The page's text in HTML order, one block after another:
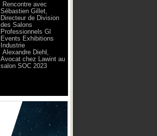
Rencontre avec
Sébastien Gillet,
Directeur de Division
des Salons
Professionnels Gl
Events Exhibitions
Industrie
Alexandre Diehl,
Avocat chez Lawint au
salon SOC 2023